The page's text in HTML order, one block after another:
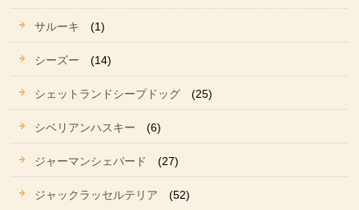
サルーキ (1)
シーズー (14)
シェットランドシープドッグ (25)
シベリアンハスキー (6)
ジャーマンシェパード (27)
ジャックラッセルテリア (52)